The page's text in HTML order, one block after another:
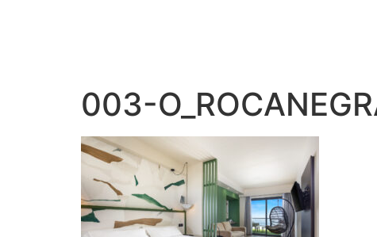
003-